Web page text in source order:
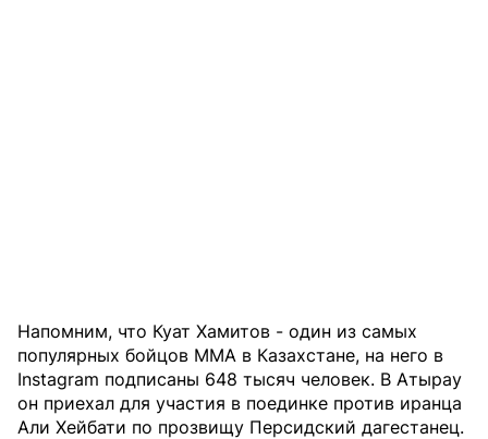
Напомним, что Куат Хамитов - один из самых
популярных бойцов MMA в Казахстане, на него в
Instagram подписаны 648 тысяч человек. В Атырау
он приехал для участия в поединке против иранца
Али Хейбати по прозвищу Персидский дагестанец.